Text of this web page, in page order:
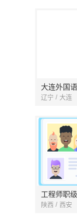
大连外国
辽宁 / 大连
工程师职
陕西 / 西安